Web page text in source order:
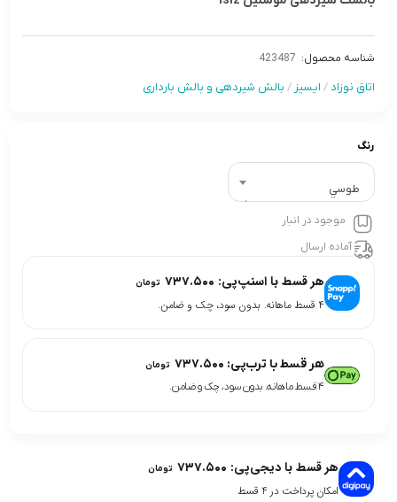
شناسه محصول: 423487
اتاق نوزاد / ایسیز / بالش شیردهی و بالش بارداری
رنگ
طوسي
موجود در انبار
آماده ارسال
هر قسط با اسنپ‌پی: ۷۳۷.۵۰۰ تومان
۴ قسط ماهانه. بدون سود، چک و ضامن.
هر قسط با ترب‌پی: ۷۳۷.۵۰۰ تومان
۴ قسط ماهانه. بدون سود، چک و ضامن.
هر قسط با دیجی‌پی: ۷۳۷.۵۰۰ تومان
امکان پرداخت در 4 قسط